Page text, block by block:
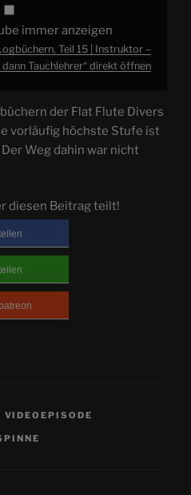
immer anzeigen
Teil 15 | Instruktor –
Tauchlehrer“ direkt öffnen
der Flat Flute Divers
vorläufig höchste Stufe ist
Weg dahin war nicht
diesen Beitrag teilt!
patreon
VIDEOEPISODE